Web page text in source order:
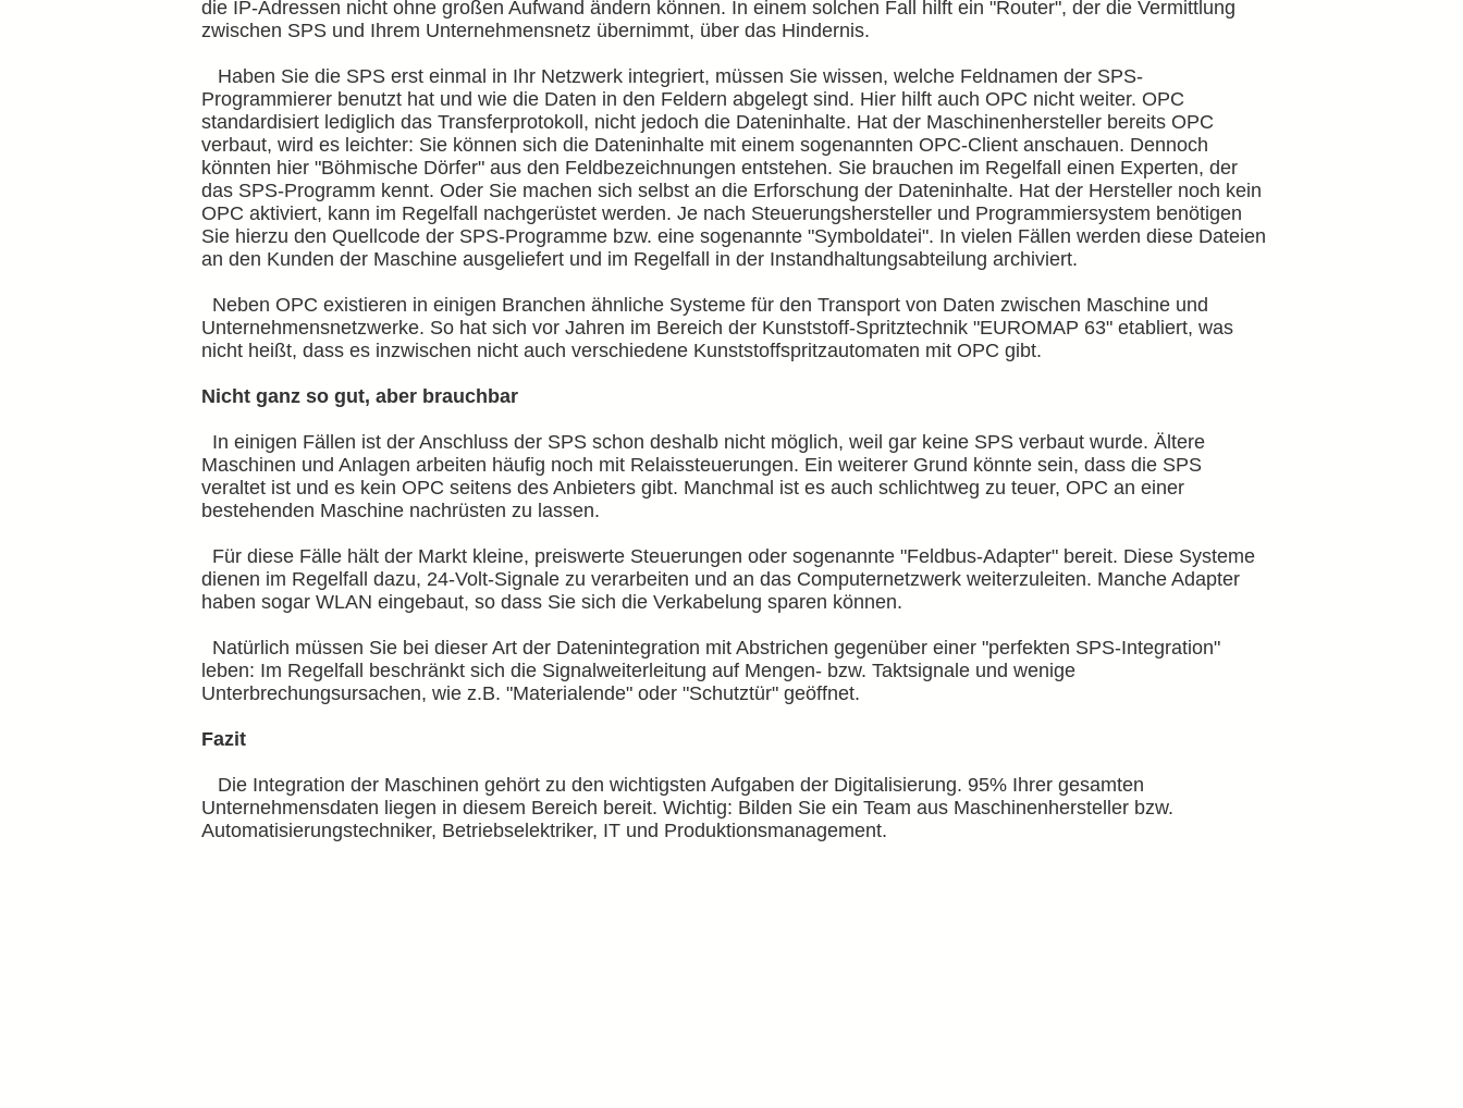
die IP-Adressen nicht ohne großen Aufwand ändern können. In einem solchen Fall hilft ein "Router", der die Vermittlung
zwischen SPS und Ihrem Unternehmensnetz übernimmt, über das Hindernis.
Haben Sie die SPS erst einmal in Ihr Netzwerk integriert, müssen Sie wissen, welche Feldnamen der SPS-
Programmierer benutzt hat und wie die Daten in den Feldern abgelegt sind. Hier hilft auch OPC nicht weiter. OPC
standardisiert lediglich das Transferprotokoll, nicht jedoch die Dateninhalte. Hat der Maschinenhersteller bereits OPC
verbaut, wird es leichter: Sie können sich die Dateninhalte mit einem sogenannten OPC-Client anschauen. Dennoch
könnten hier "Böhmische Dörfer" aus den Feldbezeichnungen entstehen. Sie brauchen im Regelfall einen Experten, der
das SPS-Programm kennt. Oder Sie machen sich selbst an die Erforschung der Dateninhalte. Hat der Hersteller noch kein
OPC aktiviert, kann im Regelfall nachgerüstet werden. Je nach Steuerungshersteller und Programmiersystem benötigen
Sie hierzu den Quellcode der SPS-Programme bzw. eine sogenannte "Symboldatei". In vielen Fällen werden diese Dateien
an den Kunden der Maschine ausgeliefert und im Regelfall in der Instandhaltungsabteilung archiviert.
Neben OPC existieren in einigen Branchen ähnliche Systeme für den Transport von Daten zwischen Maschine und
Unternehmensnetzwerke. So hat sich vor Jahren im Bereich der Kunststoff-Spritztechnik "EUROMAP 63" etabliert, was
nicht heißt, dass es inzwischen nicht auch verschiedene Kunststoffspritzautomaten mit OPC gibt.
Nicht ganz so gut, aber brauchbar
In einigen Fällen ist der Anschluss der SPS schon deshalb nicht möglich, weil gar keine SPS verbaut wurde. Ältere
Maschinen und Anlagen arbeiten häufig noch mit Relaissteuerungen. Ein weiterer Grund könnte sein, dass die SPS
veraltet ist und es kein OPC seitens des Anbieters gibt. Manchmal ist es auch schlichtweg zu teuer, OPC an einer
bestehenden Maschine nachrüsten zu lassen.
Für diese Fälle hält der Markt kleine, preiswerte Steuerungen oder sogenannte "Feldbus-Adapter" bereit. Diese Systeme
dienen im Regelfall dazu, 24-Volt-Signale zu verarbeiten und an das Computernetzwerk weiterzuleiten. Manche Adapter
haben sogar WLAN eingebaut, so dass Sie sich die Verkabelung sparen können.
Natürlich müssen Sie bei dieser Art der Datenintegration mit Abstrichen gegenüber einer "perfekten SPS-Integration"
leben: Im Regelfall beschränkt sich die Signalweiterleitung auf Mengen- bzw. Taktsignale und wenige
Unterbrechungsursachen, wie z.B. "Materialende" oder "Schutztür" geöffnet.
Fazit
Die Integration der Maschinen gehört zu den wichtigsten Aufgaben der Digitalisierung. 95% Ihrer gesamten
Unternehmensdaten liegen in diesem Bereich bereit. Wichtig: Bilden Sie ein Team aus Maschinenhersteller bzw.
Automatisierungstechniker, Betriebselektriker, IT und Produktionsmanagement.